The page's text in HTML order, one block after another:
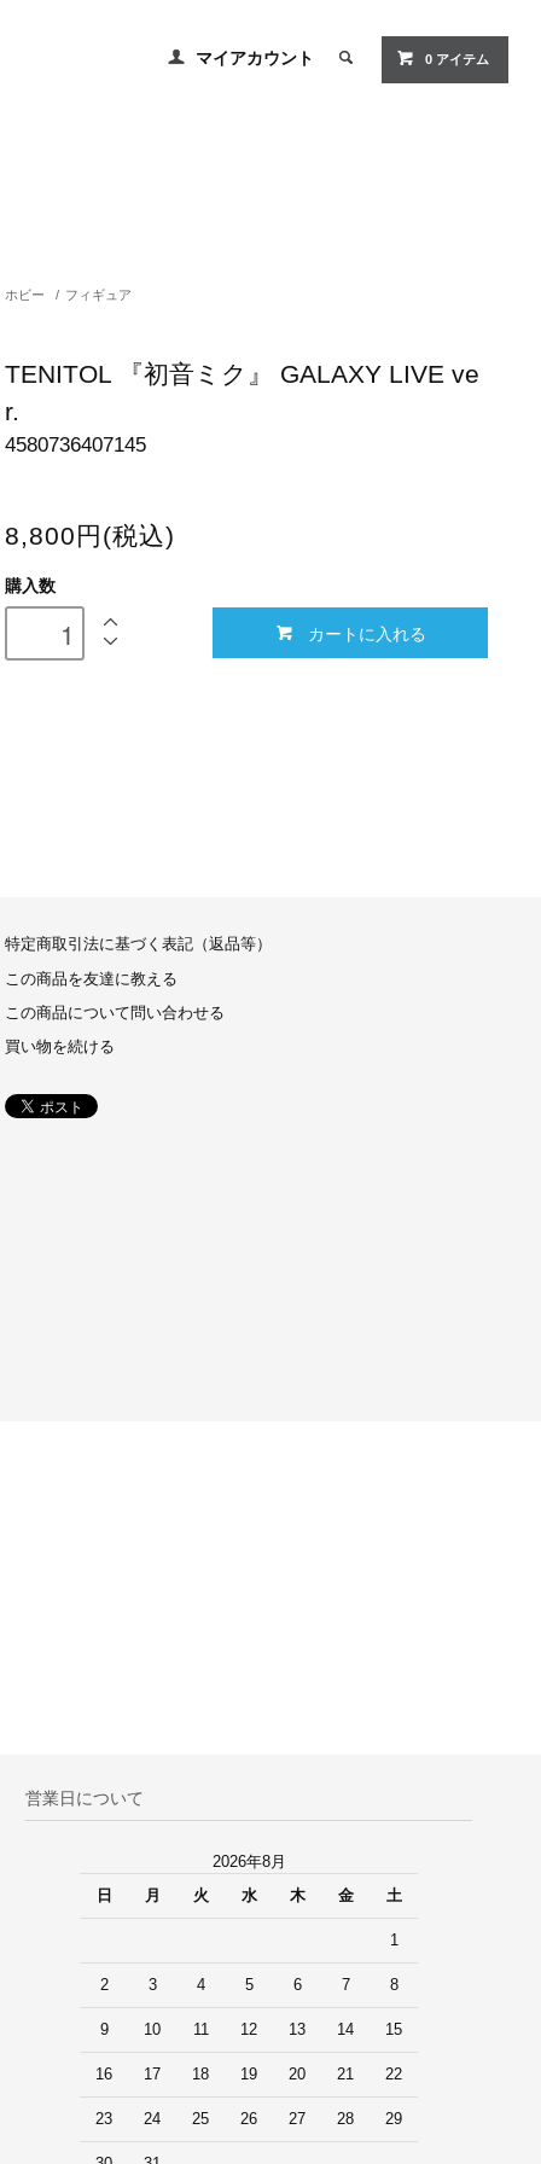
マイアカウント 0 アイテム
ホビー / フィギュア
TENITOL 『初音ミク』 GALAXY LIVE ve
r.
4580736407145
8,800円(税込)
購入数
カートに入れる
特定商取引法に基づく表記（返品等）
この商品を友達に教える
この商品について問い合わせる
買い物を続ける
営業日について
2026年8月
日
月 火 水 木 金 土
1
2 3 4 5 6 7 8
9 10 11 12 13 14 15
16 17 18 19 20 21 22
23 24 25 26 27 28 29